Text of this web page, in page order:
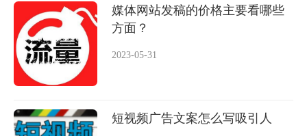
媒体网站发稿的价格主要看哪些
方面？
2023-05-31
短视频广告文案怎么写吸引人